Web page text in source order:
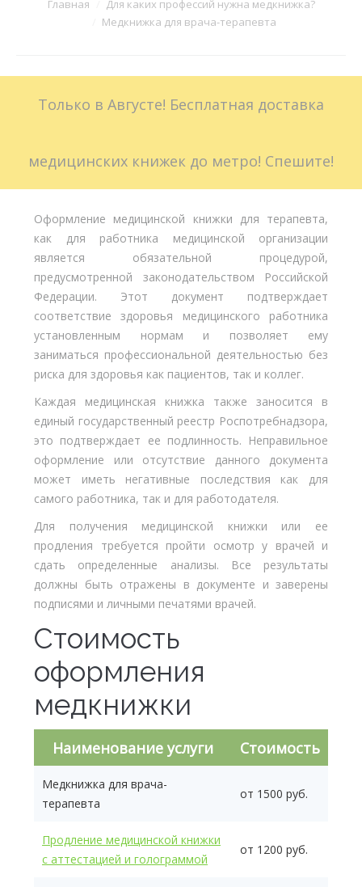
Больничные листы
Доставка
Вы здесь:Главная
Для каких профессий нужна медкнижка?
Медкнижка для врача-терапевта
Только в Августе! Бесплатная доставка
медицинских книжек до метро! Спешите!
Оформление медицинской книжки для терапевта,
как для работника медицинской организации
является обязательной процедурой,
предусмотренной законодательством Российской
Федерации. Этот документ подтверждает
соответствие здоровья медицинского работника
установленным нормам и позволяет ему
заниматься профессиональной деятельностью без
риска для здоровья как пациентов, так и коллег.
Каждая медицинская книжка также заносится в
единый государственный реестр Роспотребнадзора,
это подтверждает ее подлинность. Неправильное
оформление или отсутствие данного документа
может иметь негативные последствия как для
самого работника, так и для работодателя.
Для получения медицинской книжки или ее
продления требуется пройти осмотр у врачей и
сдать определенные анализы. Все результаты
должны быть отражены в документе и заверены
подписями и личными печатями врачей.
Стоимость
оформления
медкнижки
Наименование услуги Стоимость
Медкнижка для врача-
терапевта
от 1500 руб.
Продление медицинской книжки
с аттестацией и голограммой
от 1200 руб.